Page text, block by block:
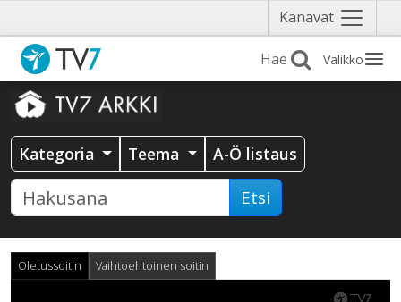
Kanavat Näytä
valikko
Valikko
Kategoria Teema A-Ö listaus
Etsi
Oletussoitin Vaihtoehtoinen soitin